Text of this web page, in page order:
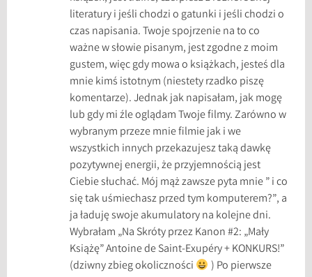
e
l
k
i
e
g
o
B
u
k
a
,
W
i
e
l
literatury i jeśli chodzi o gatunki i jeśli chodzi o
czas napisania. Twoje spojrzenie na to co
ważne w słowie pisanym, jest zgodne z moim
gustem, więc gdy mowa o książkach, jesteś dla
mnie kimś istotnym (niestety rzadko piszę
komentarze). Jednak jak napisałam, jak mogę
lub gdy mi źle oglądam Twoje filmy. Zarówno w
wybranym przeze mnie filmie jak i we
wszystkich innych przekazujesz taką dawkę
pozytywnej energii, że przyjemnością jest
Ciebie słuchać. Mój mąż zawsze pyta mnie ” i co
się tak uśmiechasz przed tym komputerem?”, a
ja ładuję swoje akumulatory na kolejne dni.
Wybrałam „Na Skróty przez Kanon #2: „Mały
Książę” Antoine de Saint-Exupéry + KONKURS!”
(dziwny zbieg okoliczności
) Po pierwsze